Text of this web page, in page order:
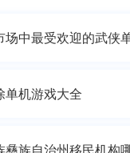
场中最受欢迎的武侠
单机游戏大全
彝族自治州移民机构